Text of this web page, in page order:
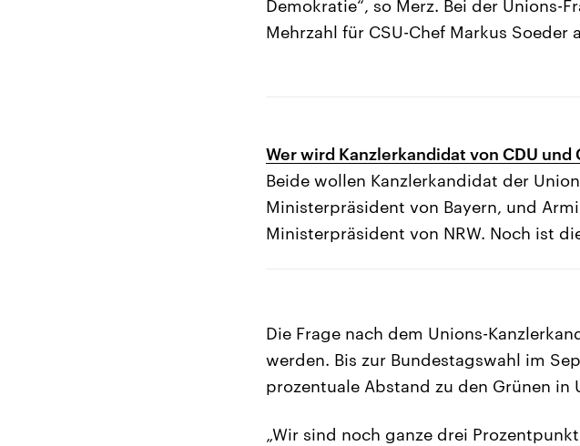
Demokratie“, so Merz. Bei der Unions-
Mehrzahl für CSU-Chef Markus
Wer wird Kanzlerkandidat von CDU und
Beide wollen Kanzlerkandidat der
Ministerpräsident von Bayern, und
Ministerpräsident von NRW. Noch ist
Die Frage nach dem Unions-
werden. Bis zur Bundestagswahl im
prozentuale Abstand zu den Grünen in
„Wir sind noch ganze drei